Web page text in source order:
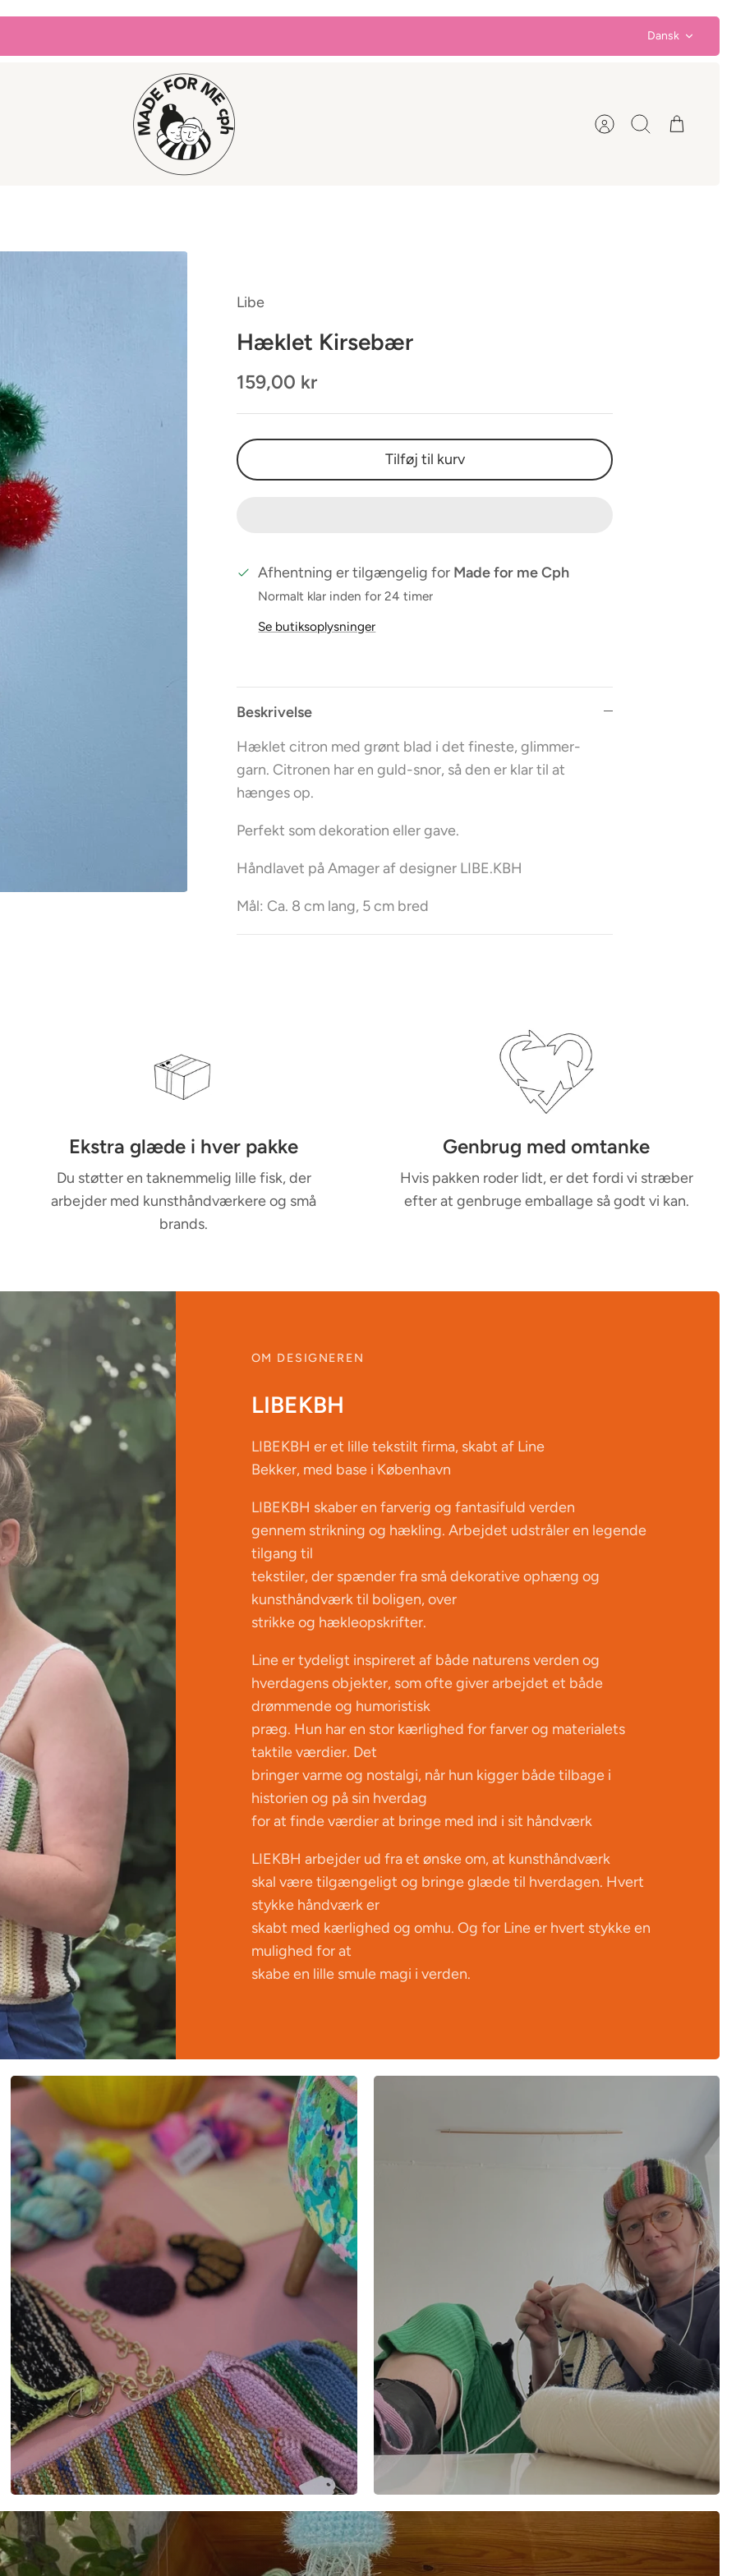
Sprog
Dansk
Konto Søg Kurv
Libe
Hæklet Kirsebær
159,00 kr
Tilføj til kurv
Afhentning er tilgængelig for Made for me Cph
Normalt klar inden for 24 timer
Se butiksoplysninger
Beskrivelse
Hæklet citron med grønt blad i det fineste, glimmer-
garn. Citronen har en guld-snor, så den er klar til at
hænges op.
Perfekt som dekoration eller gave.
Håndlavet på Amager af designer LIBE.KBH
Mål: Ca. 8 cm lang, 5 cm bred
Ekstra glæde i hver pakke
Du støtter en taknemmelig lille fisk, der
arbejder med kunsthåndværkere og små
brands.
Genbrug med omtanke
Hvis pakken roder lidt, er det fordi vi stræber
efter at genbruge emballage så godt vi kan.
OM DESIGNEREN
LIBEKBH
LIBEKBH er et lille tekstilt firma, skabt af Line
Bekker, med base i København
LIBEKBH skaber en farverig og fantasifuld verden
gennem strikning og hækling. Arbejdet udstråler en legende
tilgang til
tekstiler, der spænder fra små dekorative ophæng og
kunsthåndværk til boligen, over
strikke og hækleopskrifter.
Line er tydeligt inspireret af både naturens verden og
hverdagens objekter, som ofte giver arbejdet et både
drømmende og humoristisk
præg. Hun har en stor kærlighed for farver og materialets
taktile værdier. Det
bringer varme og nostalgi, når hun kigger både tilbage i
historien og på sin hverdag
for at finde værdier at bringe med ind i sit håndværk
LIEKBH arbejder ud fra et ønske om, at kunsthåndværk
skal være tilgængeligt og bringe glæde til hverdagen. Hvert
stykke håndværk er
skabt med kærlighed og omhu. Og for Line er hvert stykke en
mulighed for at
skabe en lille smule magi i verden.